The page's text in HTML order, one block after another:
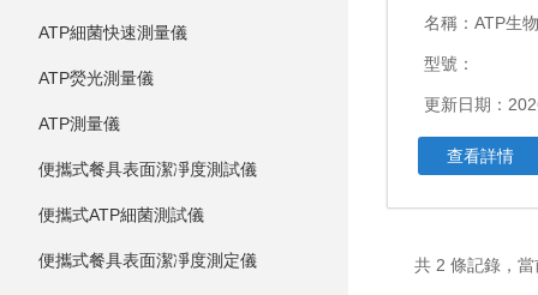
ATP細菌快速測量儀
ATP熒光測量儀
ATP測量儀
便攜式餐具表面潔凈度測試儀
便攜式ATP細菌測試儀
便攜式餐具表面潔凈度測定儀
名稱： ATP生物熒
型號：
更新日期：
查看詳情
共 2 條記錄，